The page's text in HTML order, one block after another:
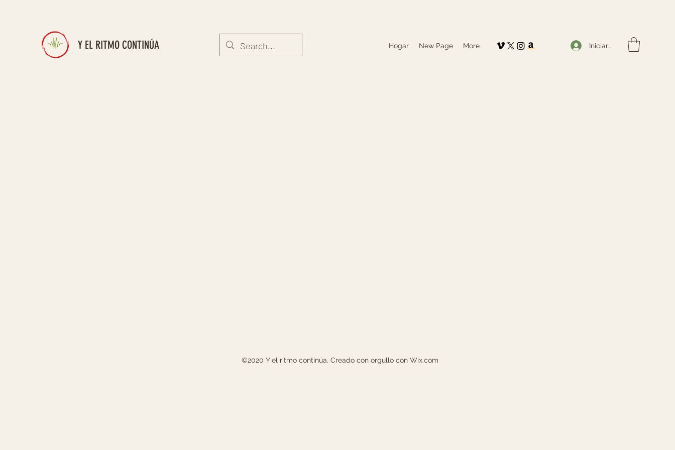
Y EL RITMO CONTINÚA Hogar New Page More Iniciar sesión
©2020 Y el ritmo continúa. Creado con orgullo con Wix.com